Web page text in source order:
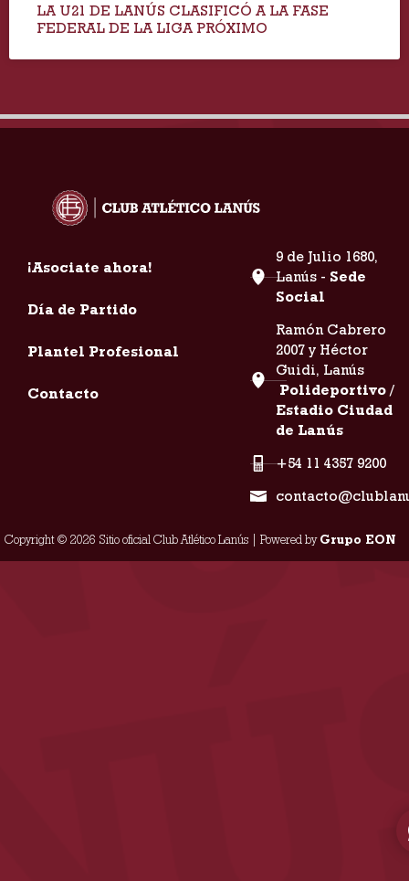
LA U21 DE LANÚS CLASIFICÓ A LA FASE
FEDERAL DE LA LIGA PRÓXIMO
¡Asociate ahora!
Día de Partido
Plantel Profesional
Contacto
9 de Julio 1680,
Lanús - Sede
Social
Ramón Cabrero
2007 y Héctor
Guidi, Lanús
Polideportivo /
Estadio Ciudad
de Lanús
+54 11 4357 9200
Copyright © 2026 Sitio oficial Club Atlético Lanús | Powered byGrupo EON